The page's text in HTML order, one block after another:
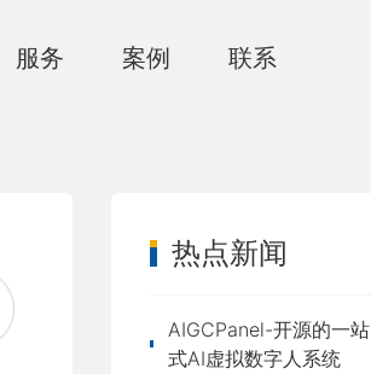
服务 案例 联系
热点新闻
AIGCPanel-开源的一站
式AI虚拟数字人系统